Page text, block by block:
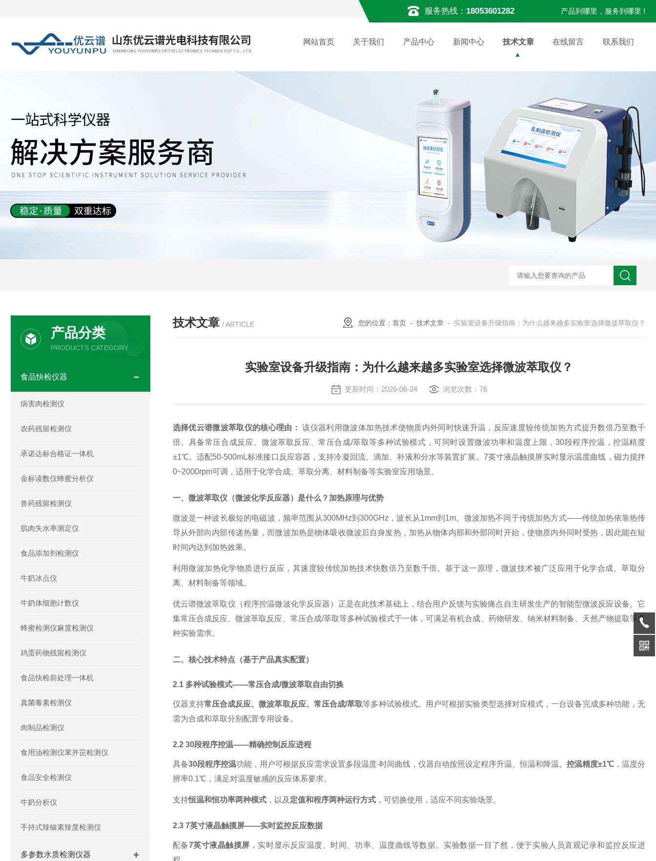
服务热线： 18053601282 产品到哪里，服务到哪里 !
网站首页 关于我们 产品中心 新闻中心 技术文章 在线留言 联系我们
技术文章 / ARTICLE 您的位置： 首页 - 技术文章 - 实验室设备升级指南：为什么越来越多实验室选择微波萃取仪？
实验室设备升级指南：为什么越来越多实验室选择微波萃取仪？
更新时间：2026-06-24 浏览次数：76
选择优云谱微波萃取仪的核心理由： 该仪器利用微波体加热技术使物质内外同时快速升温，反应速度较传统加热方式提升数倍乃至数千
倍。具备常压合成反应、微波萃取反应、常压合成/萃取等多种试验模式，可同时设置微波功率和温度上限，30段程序控温，控温精度
±1℃。适配50-500mL标准接口反应容器，支持冷凝回流、滴加、补液和分水等装置扩展。7英寸液晶触摸屏实时显示温度曲线，磁力搅拌
0~2000rpm可调，适用于化学合成、萃取分离、材料制备等实验室应用场景。
一、微波萃取仪（微波化学反应器）是什么？加热原理与优势
微波是一种波长极短的电磁波，频率范围从300MHz到300GHz，波长从1mm到1m。微波加热不同于传统加热方式——传统加热依靠热传
导从外部向内部传递热量，而微波加热是物体吸收微波后自身发热，加热从物体内部和外部同时开始，使物质内外同时受热，因此能在短
时间内达到加热效果。
利用微波加热化学物质进行反应，其速度较传统加热技术快数倍乃至数千倍。基于这一原理，微波技术被广泛应用于化学合成、萃取分
离、材料制备等领域。
优云谱微波萃取仪（程序控温微波化学反应器）正是在此技术基础上，结合用户反馈与实验痛点自主研发生产的智能型微波反应设备。它
集常压合成反应、微波萃取反应、常压合成/萃取等多种试验模式于一体，可满足有机合成、药物研发、纳米材料制备、天然产物提取等多
种实验需求。
二、核心技术特点（基于产品真实配置）
2.1 多种试验模式——常压合成/微波萃取自由切换
仪器支持常压合成反应、微波萃取反应、常压合成/萃取等多种试验模式。用户可根据实验类型选择对应模式，一台设备完成多种功能，无
需为合成和萃取分别配置专用设备。
2.2 30段程序控温——精确控制反应进程
具备30段程序控温功能，用户可根据反应需求设置多段温度-时间曲线，仪器自动按照设定程序升温、恒温和降温。 控温精度±1℃ ，温度分
辨率0.1℃，满足对温度敏感的反应体系要求。
支持恒温和恒功率两种模式，以及 定值和程序两种运行方式，可切换使用，适应不同实验场景。
2.3 7英寸液晶触摸屏——实时监控反应数据
配备7英寸液晶触摸屏 ，实时显示反应温度、时间、功率、温度曲线等数据。实验数据一目了然，便于实验人员直观记录和监控反应进
产品分类
PRODUCTS CATEGORY
食品快检仪器
病害肉检测仪
农药残留检测仪
承诺达标合格证一体机
金标读数仪蜂蜜分析仪
兽药残留检测仪
肌肉失水率测定仪
食品添加剂检测仪
牛奶冰点仪
牛奶体细胞计数仪
蜂蜜检测仪麻度检测仪
鸡蛋药物残留检测仪
食品快检前处理一体机
真菌毒素检测仪
肉制品检测仪
食用油检测仪苯并芘检测仪
食品安全检测仪
牛奶分析仪
手持式辣椒素辣度检测仪
多参数水质检测仪器